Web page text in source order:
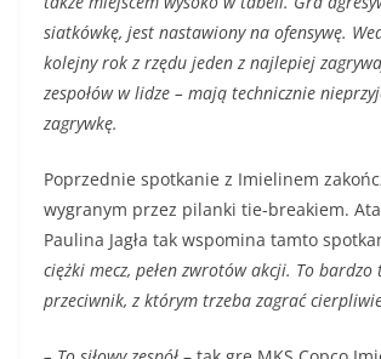
siatkówkę, jest nastawiony na ofensywę.
kolejny rok z rzędu jeden z najlepiej
zespołów w lidze – mają technicznie
zagrywkę.
Poprzednie spotkanie z Imielinem
wygranym przez pilanki tie-breakiem.
Paulina Jagła tak wspomina tamto
ciężki mecz, pełen zwrotów akcji. To bardzo
przeciwnik, z którym trzeba zagrać